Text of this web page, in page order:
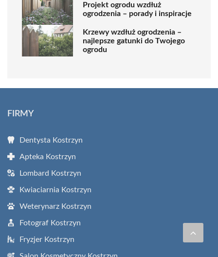
Projekt ogrodu wzdłuż
ogrodzenia – porady i inspiracje
Krzewy wzdłuż ogrodzenia –
najlepsze gatunki do Twojego
ogrodu
FIRMY
Dentysta Kostrzyn
Apteka Kostrzyn
Lombard Kostrzyn
Kwiaciarnia Kostrzyn
Weterynarz Kostrzyn
Fotograf Kostrzyn
Fryzjer Kostrzyn